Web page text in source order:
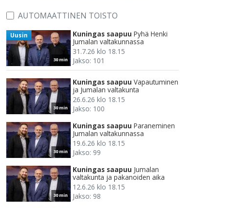
AUTOMAATTINEN TOISTO
30 min
Uusin Kuningas saapuu Pyhä Henki
Jumalan valtakunnassa
31.7.26 klo 18.15
Jakso: 101
30 min
Kuningas saapuu Vapautuminen
ja Jumalan valtakunta
26.6.26 klo 18.15
Jakso: 100
30 min
Kuningas saapuu Paraneminen
Jumalan valtakunnassa
19.6.26 klo 18.15
Jakso: 99
30 min
Kuningas saapuu Jumalan
valtakunta ja pakanoiden aika
12.6.26 klo 18.15
Jakso: 98